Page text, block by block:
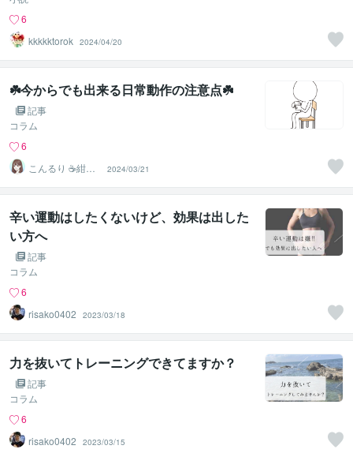
6
kkkkktorok 2024/04/20
☘️今からでも出来る日常動作の注意点☘️
記事
コラム
6
こんるり ☕紺瑠
璃☕ ☘️心の休憩
所☘️
2024/03/21
辛い運動はしたくないけど、効果は出した
い方へ
記事
コラム
6
risako0402
2023/03/18
力を抜いてトレーニングできてますか？
記事
コラム
6
risako0402
2023/03/15